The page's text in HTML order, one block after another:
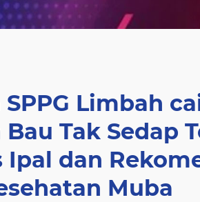
Limbah
Tak Sedap
Ipal dan
Muba